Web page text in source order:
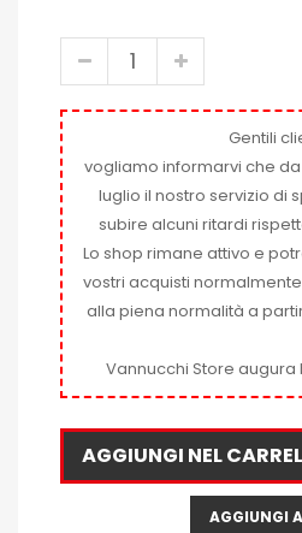
Gentili
vogliamo informarvi che
luglio il nostro servizio di
subire alcuni ritardi
Lo shop rimane attivo e
vostri acquisti
alla piena normalità a
Vannucchi Store
AGGIUNGI NEL
AGGIUNGI